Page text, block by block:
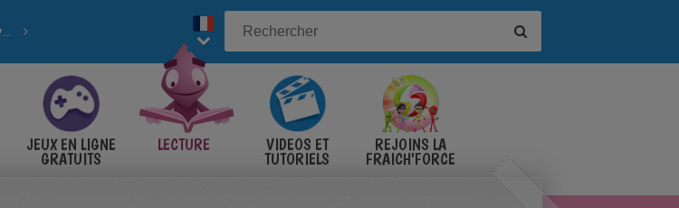
3ème vague de correspondance du SENEGAL
JEUX EN LIGNE
GRATUITS
LECTURE VIDÉOS ET
TUTORIELS
REJOINS LA
FRAICH'FORCE